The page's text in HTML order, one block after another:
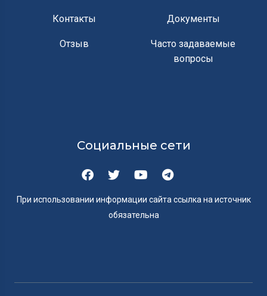
Контакты Документы
Отзыв
Часто задаваемые
вопросы
Социальные сети
При использовании информации сайта ссылка на источник
обязательна